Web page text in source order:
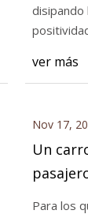
ver más
Nov 17,
Un
espacio
Para los